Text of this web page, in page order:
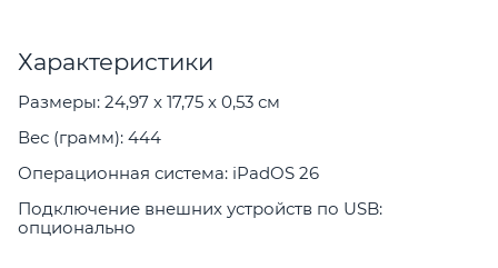
Характеристики
Размеры: 24,97 x 17,75 x 0,53 см
Вес (грамм): 444
Операционная система: iPadOS 26
Подключение внешних устройств по USB:
опционально